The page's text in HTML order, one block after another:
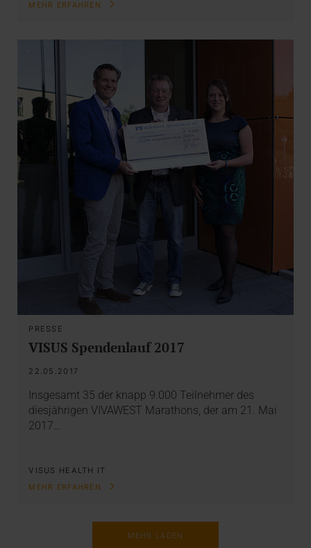
MEHR ERFAHREN
PRESSE
VISUS Spendenlauf 2017
22.05.2017
Insgesamt 35 der knapp 9.000 Teilnehmer des
diesjährigen VIVAWEST Marathons, der am 21. Mai
2017…
VISUS HEALTH IT
MEHR ERFAHREN
MEHR LADEN